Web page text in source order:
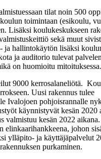
tilat noin 500
toimintaan (esikoulu,
Lisäksi koulukeskukseen
sekä muut
ja hallintokäytön lisäksi
ja auditorio tulevat
on huomioitu mitoituksessa.
9000 kerrosalaneliötä.
Uusi rakennus tulee
Ivalojoen pohjoisrannalle
käynnistyvät kesän 2020
valmistuu kesän 2022 aikana.
elinkaarihankkeena, jo­hon
ylläpito- ja käyt­tä­jä­pal­ve­lut
purkaminen.